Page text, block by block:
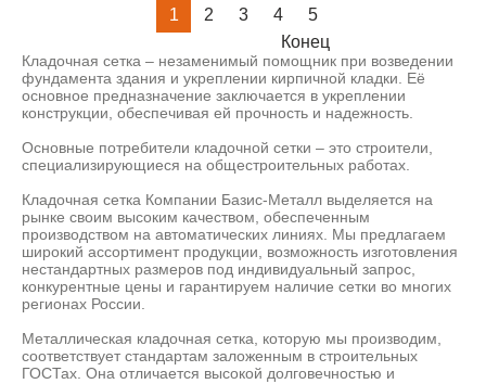
1 2 3 4
5
Конец
Кладочная сетка – незаменимый помощник при возведении
фундамента здания и укреплении кирпичной кладки. Её
основное предназначение заключается в укреплении
конструкции, обеспечивая ей прочность и надежность.
Основные потребители кладочной сетки – это строители,
специализирующиеся на общестроительных работах.
Кладочная сетка Компании Базис-Металл выделяется на
рынке своим высоким качеством, обеспеченным
производством на автоматических линиях. Мы предлагаем
широкий ассортимент продукции, возможность изготовления
нестандартных размеров под индивидуальный запрос,
конкурентные цены и гарантируем наличие сетки во многих
регионах России.
Металлическая кладочная сетка, которую мы производим,
соответствует стандартам заложенным в строительных
ГОСТах. Она отличается высокой долговечностью и